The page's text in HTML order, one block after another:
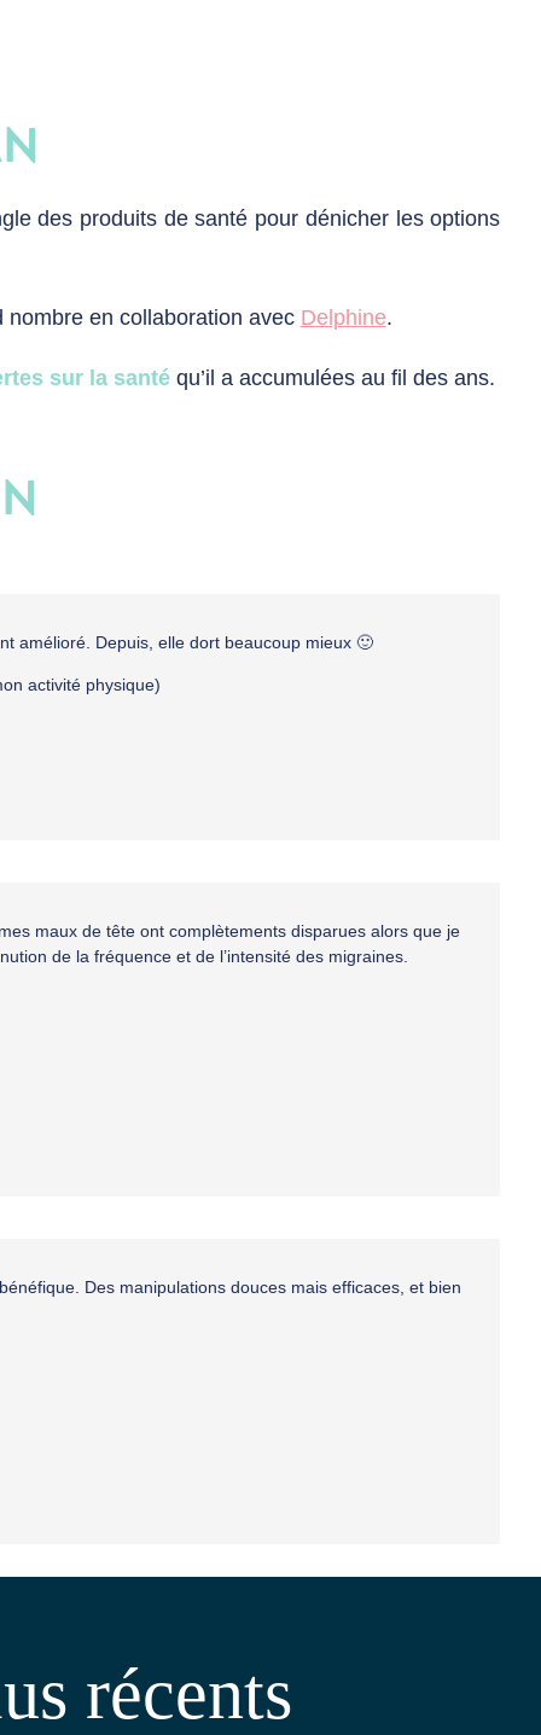
des produits de santé pour dénicher les options
en collaboration avec Delphine.
sur la santéqu’il a accumulées au fil des ans.
amélioré. Depuis, elle dort beaucoup mieux 🙂
activité physique)
maux de tête ont complètements disparues alors que je
de la fréquence et de l’intensité des migraines.
Des manipulations douces mais efficaces, et bien
récents